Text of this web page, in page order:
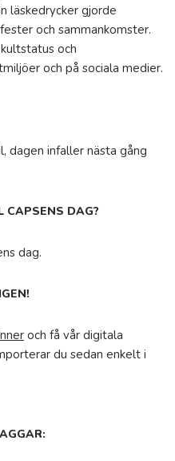
läskedrycker gjorde
och sammankomster.
och
och på sociala medier.
dagen infaller nästa gång
CAPSENS DAG?
dag.
och få vår digitala
du sedan enkelt i